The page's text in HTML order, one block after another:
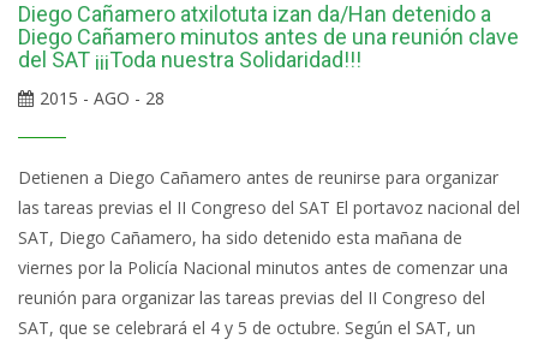
Diego Cañamero atxilotuta izan da/Han detenido a
Diego Cañamero minutos antes de una reunión clave
del SAT ¡¡¡Toda nuestra Solidaridad!!!
2015 - AGO - 28
Detienen a Diego Cañamero antes de reunirse para organizar
las tareas previas el II Congreso del SAT El portavoz nacional del
SAT, Diego Cañamero, ha sido detenido esta mañana de
viernes por la Policía Nacional minutos antes de comenzar una
reunión para organizar las tareas previas del II Congreso del
SAT, que se celebrará el 4 y 5 de octubre. Según el SAT, un